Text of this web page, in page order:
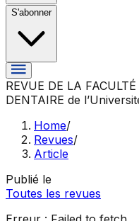
S'abonner
REVUE DE LA
DENTAIRE de
Home/
Revues/
Article
Publié le
Toutes les revues